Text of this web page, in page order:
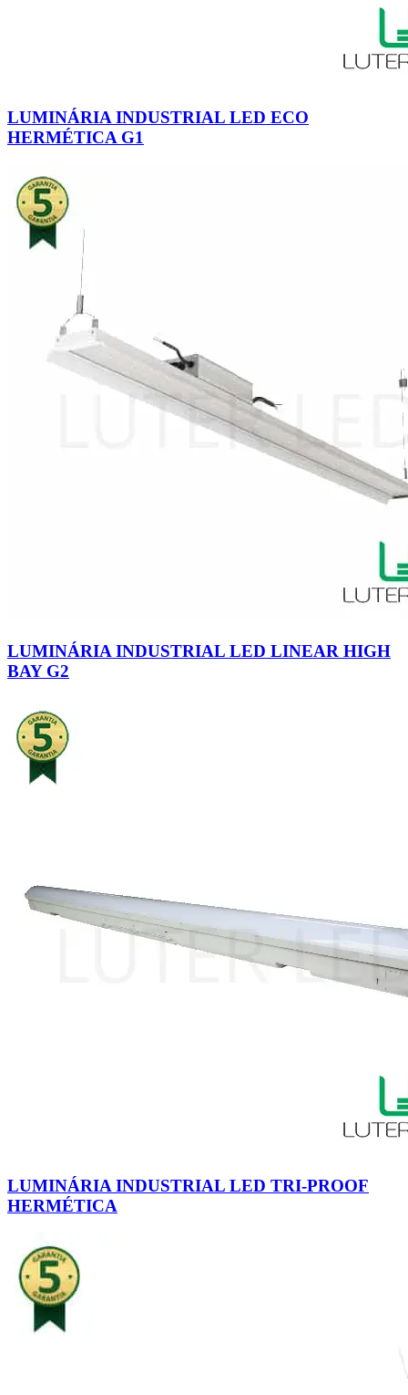
LUMINÁRIA INDUSTRIAL LED ECO
HERMÉTICA G1
LUMINÁRIA INDUSTRIAL LED LINEAR HIGH
BAY G2
LUMINÁRIA INDUSTRIAL LED TRI-PROOF
HERMÉTICA